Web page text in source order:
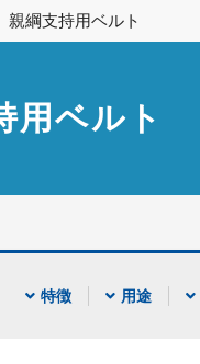
親綱支持用ベルト
用ベルト
特徴 用途